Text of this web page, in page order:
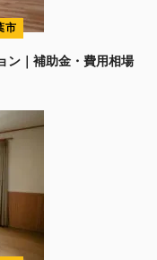
市
ン｜補助金・費用相場